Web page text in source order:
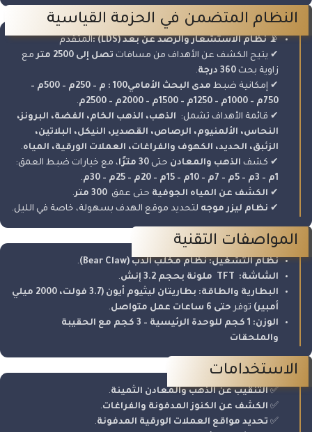
النظام المتضمن في الحزمة القياسية
📡 نظام الاستشعار والرصد عن بعد (LDS) :
المتقدم
✔ يتيح الكشف عن الأهداف من مسافات تصل إلى 2500 متر
مع
زاوية بحث 360 درجة.
✔ إمكانية ضبط مدى البحث الأمامي100 :
م – 250م – 500م –
750م – 1000م – 1250م – 1500م – 2000م – 2500م
.
✔ قائمة الأهداف تشمل:
الذهب، الذهب الخام، الفضة، البرونز،
النحاس، الألمنيوم، الرصاص، القصدير، النيكل، البلاتين،
الزئبق، الحديد، الكهوف والفراغات، العملات الورقية، المياه.
✔ كشف الذهب والمعادن حتى 30 مترًا، مع خيارات ضبط العمق:
1 م – 3م – 5م – 7م – 10م – 15م – 20م – 25م – 30م
.
✔ الكشف عن المياه الجوفية حتى عمق 300 متر.
✔ نظام ليزر موجه لتحديد موقع الهدف بسهولة، خاصة في الليل.
المواصفات التقنية
نظام التشغيل: نظام مخلب الدب (Bear Claw)
.
الشاشة:
TFT ملونة بحجم 3.2 إنش
.
البطارية والطاقة:
بطاريتان ليثيوم أيون (3.7 فولت، 2000 ميلي
أمبير) توفر حتى 6 ساعات عمل متواصل
.
الوزن:
1
كجم للوحدة الرئيسية – 3 كجم مع الحقيبة
والملحقات
الاستخدامات
✅ التنقيب عن الذهب والمعادن الثمينة.
✅ الكشف عن الكنوز المدفونة والفراغات.
✅ تحديد مواقع العملات الورقية المدفونة.